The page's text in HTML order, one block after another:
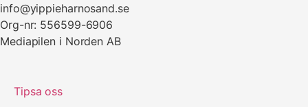
info@yippieharnosand.se
Org-nr: 556599-6906
Mediapilen i Norden AB
Tipsa oss